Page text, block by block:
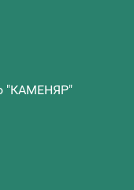
"КАМЕНЯР"